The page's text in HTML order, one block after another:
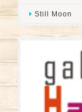
Still Moon